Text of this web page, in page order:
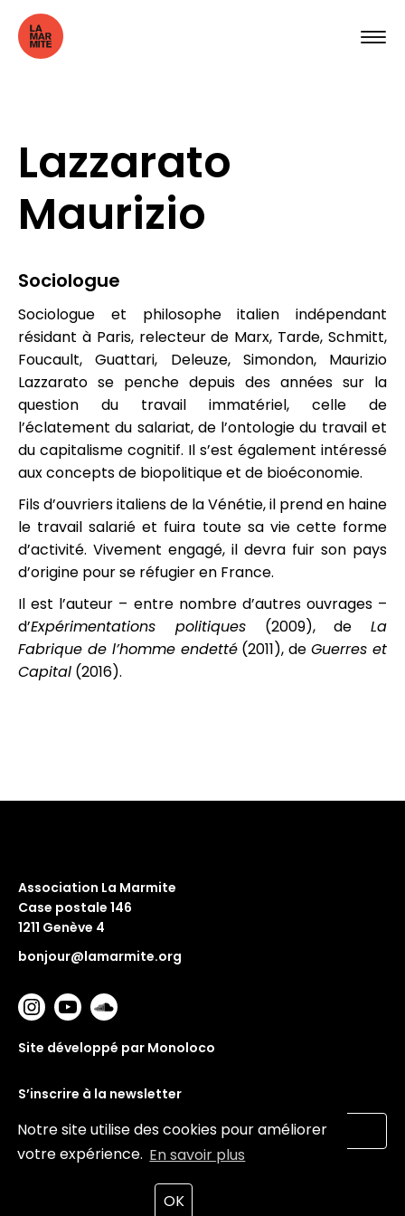
Notre site utilise des cookies pour améliorer
votre expérience. En savoir plus
OK
Lazzarato
Maurizio
Sociologue
Sociologue et philosophe italien indépendant
résidant à Paris, relecteur de Marx, Tarde, Schmitt,
Foucault, Guattari, Deleuze, Simondon, Maurizio
Lazzarato se penche depuis des années sur la
question du travail immatériel, celle de
l’éclatement du salariat, de l’ontologie du travail et
du capitalisme cognitif. Il s’est également intéressé
aux concepts de biopolitique et de bioéconomie.
Fils d’ouvriers italiens de la Vénétie, il prend en haine
le travail salarié et fuira toute sa vie cette forme
d’activité. Vivement engagé, il devra fuir son pays
d’origine pour se réfugier en France.
Il est l’auteur – entre nombre d’autres ouvrages –
d’Expérimentations politiques(2009), de La
Fabrique de l’homme endetté(2011), deGuerres et
Capital (2016).
Association La Marmite
Case postale 146
1211 Genève 4
bonjour@lamarmite.org
Site développé par Monoloco
S’inscrire à la newsletter